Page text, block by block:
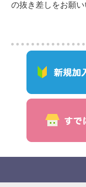
の抜き差しをお願い